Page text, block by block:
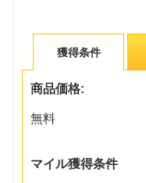
獲得条件
商品価格:
無料
マイル獲得条件